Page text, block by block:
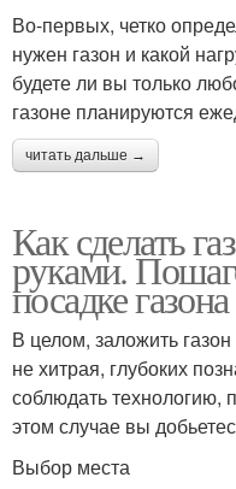
Во-первых, четко
нужен газон и какой
будете ли вы только
газоне планируются
читать дальше →
Как сделать
руками.
посадке
В целом, заложить
не хитрая, глубоких
соблюдать технологию,
этом случае вы
Выбор места